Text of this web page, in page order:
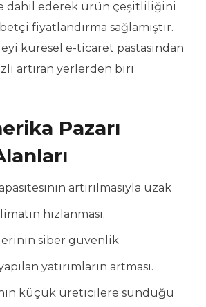
dahil ederek ürün çeşitliliğini
fiyatlandırma sağlamıştır.
küresel e-ticaret pastasından
artıran yerlerden biri
Pazarı
artırılmasıyla uzak
hızlanması.
siber güvenlik
yatırımların artması.
küçük üreticilere sunduğu